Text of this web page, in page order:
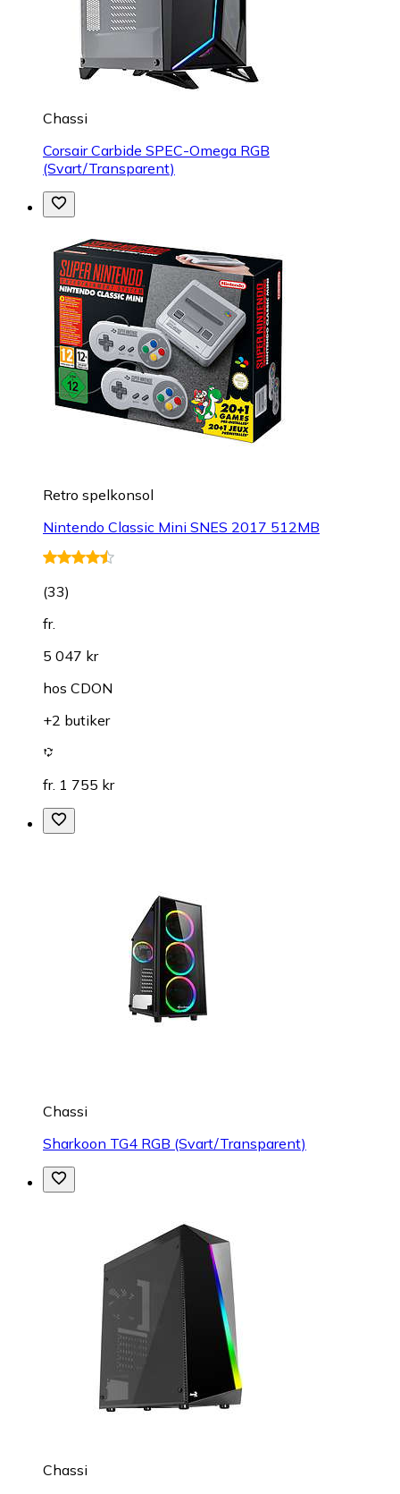
Chassi
Corsair Carbide SPEC-Omega RGB
(Svart/Transparent)
Retro spelkonsol
Nintendo Classic Mini SNES 2017 512MB
(33)
fr.
5 047 kr
hos CDON
+2 butiker
fr. 1 755 kr
Chassi
Sharkoon TG4 RGB (Svart/Transparent)
Chassi